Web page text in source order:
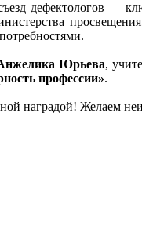
дефектологов —
Юрьева,
профессии».
наградой! Желаем